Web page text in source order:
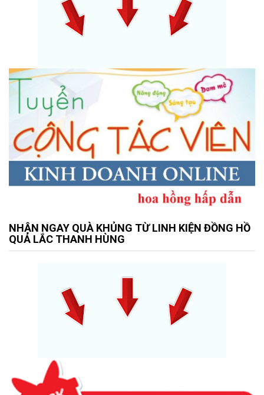
NHẬN NGAY QUÀ KHỦNG TỪ LINH KIỆN ĐỒNG HỒ
QUẢ LẮC THANH HÙNG